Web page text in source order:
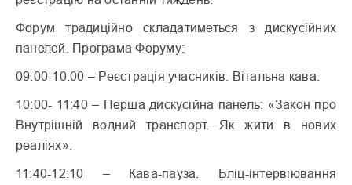
Форум традиційно складатиметься з дискусійних
панелей. Програма Форуму:
09:00-10:00 – Реєстрація учасників. Вітальна кава.
10:00- 11:40 – Перша дискусійна панель: «Закон про
Внутрішній водний транспорт. Як жити в нових
реаліях».
11:40-12:10 – Кава-пауза. Бліц-інтервіювання